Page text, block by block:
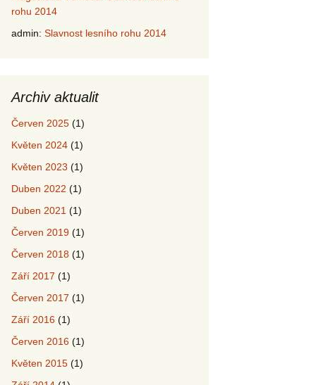
rohu 2014
admin: Slavnost lesního rohu 2014
Archiv aktualit
Červen 2025 (1)
Květen 2024 (1)
Květen 2023 (1)
Duben 2022 (1)
Duben 2021 (1)
Červen 2019 (1)
Červen 2018 (1)
Září 2017 (1)
Červen 2017 (1)
Září 2016 (1)
Červen 2016 (1)
Květen 2015 (1)